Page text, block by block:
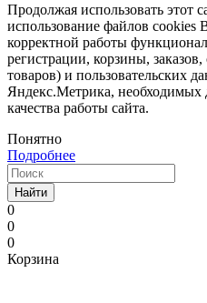
Продолжая использовать этот
использование файлов cookies
корректной работы
регистрации, корзины,
товаров) и пользовательских
Яндекс.Метрика, необходимых
качества работы сайта.
Понятно
Подробнее
Найти
0
0
0
Корзина